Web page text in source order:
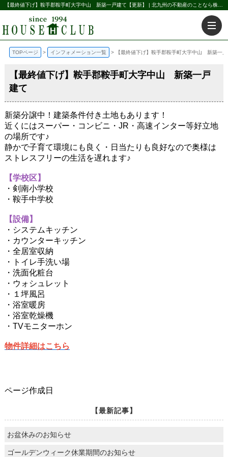
【最終値下げ】鞍手郡鞍手町大字中山 新築一戸建て【更新】 | 北九州の不動産のことなら株式会社ハウス倶楽部
TOPページ インフォメーション一覧 【最終値下げ】鞍手郡鞍手町大字中山 新築一
【最終値下げ】鞍手郡鞍手町大字中山 新築一戸
建て
新築分譲中！建築条件付き土地もあります！
近くにはスーパー・コンビニ・JR・高速インター等好立地
の場所です♪
静かで子育て環境にも良く・日当たりも良好なので奥様は
ストレスフリーの生活を遅れます♪
【学校区】
・剣南小学校
・鞍手中学校
【設備】
・システムキッチン
・カウンターキッチン
・全居室収納
・トイレ手洗い場
・洗面化粧台
・ウォシュレット
・１坪風呂
・浴室暖房
・浴室乾燥機
・TVモニターホン
物件詳細はこちら
ページ作成日
【最新記事】
お盆休みのお知らせ
ゴールデンウィーク休業期間のお知らせ